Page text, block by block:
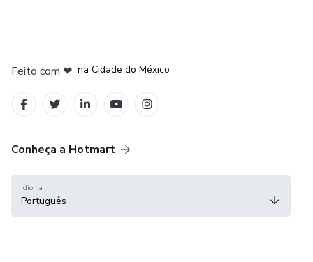
Feito com ❤ na Cidade do México
Conheça a Hotmart
Idioma
Português